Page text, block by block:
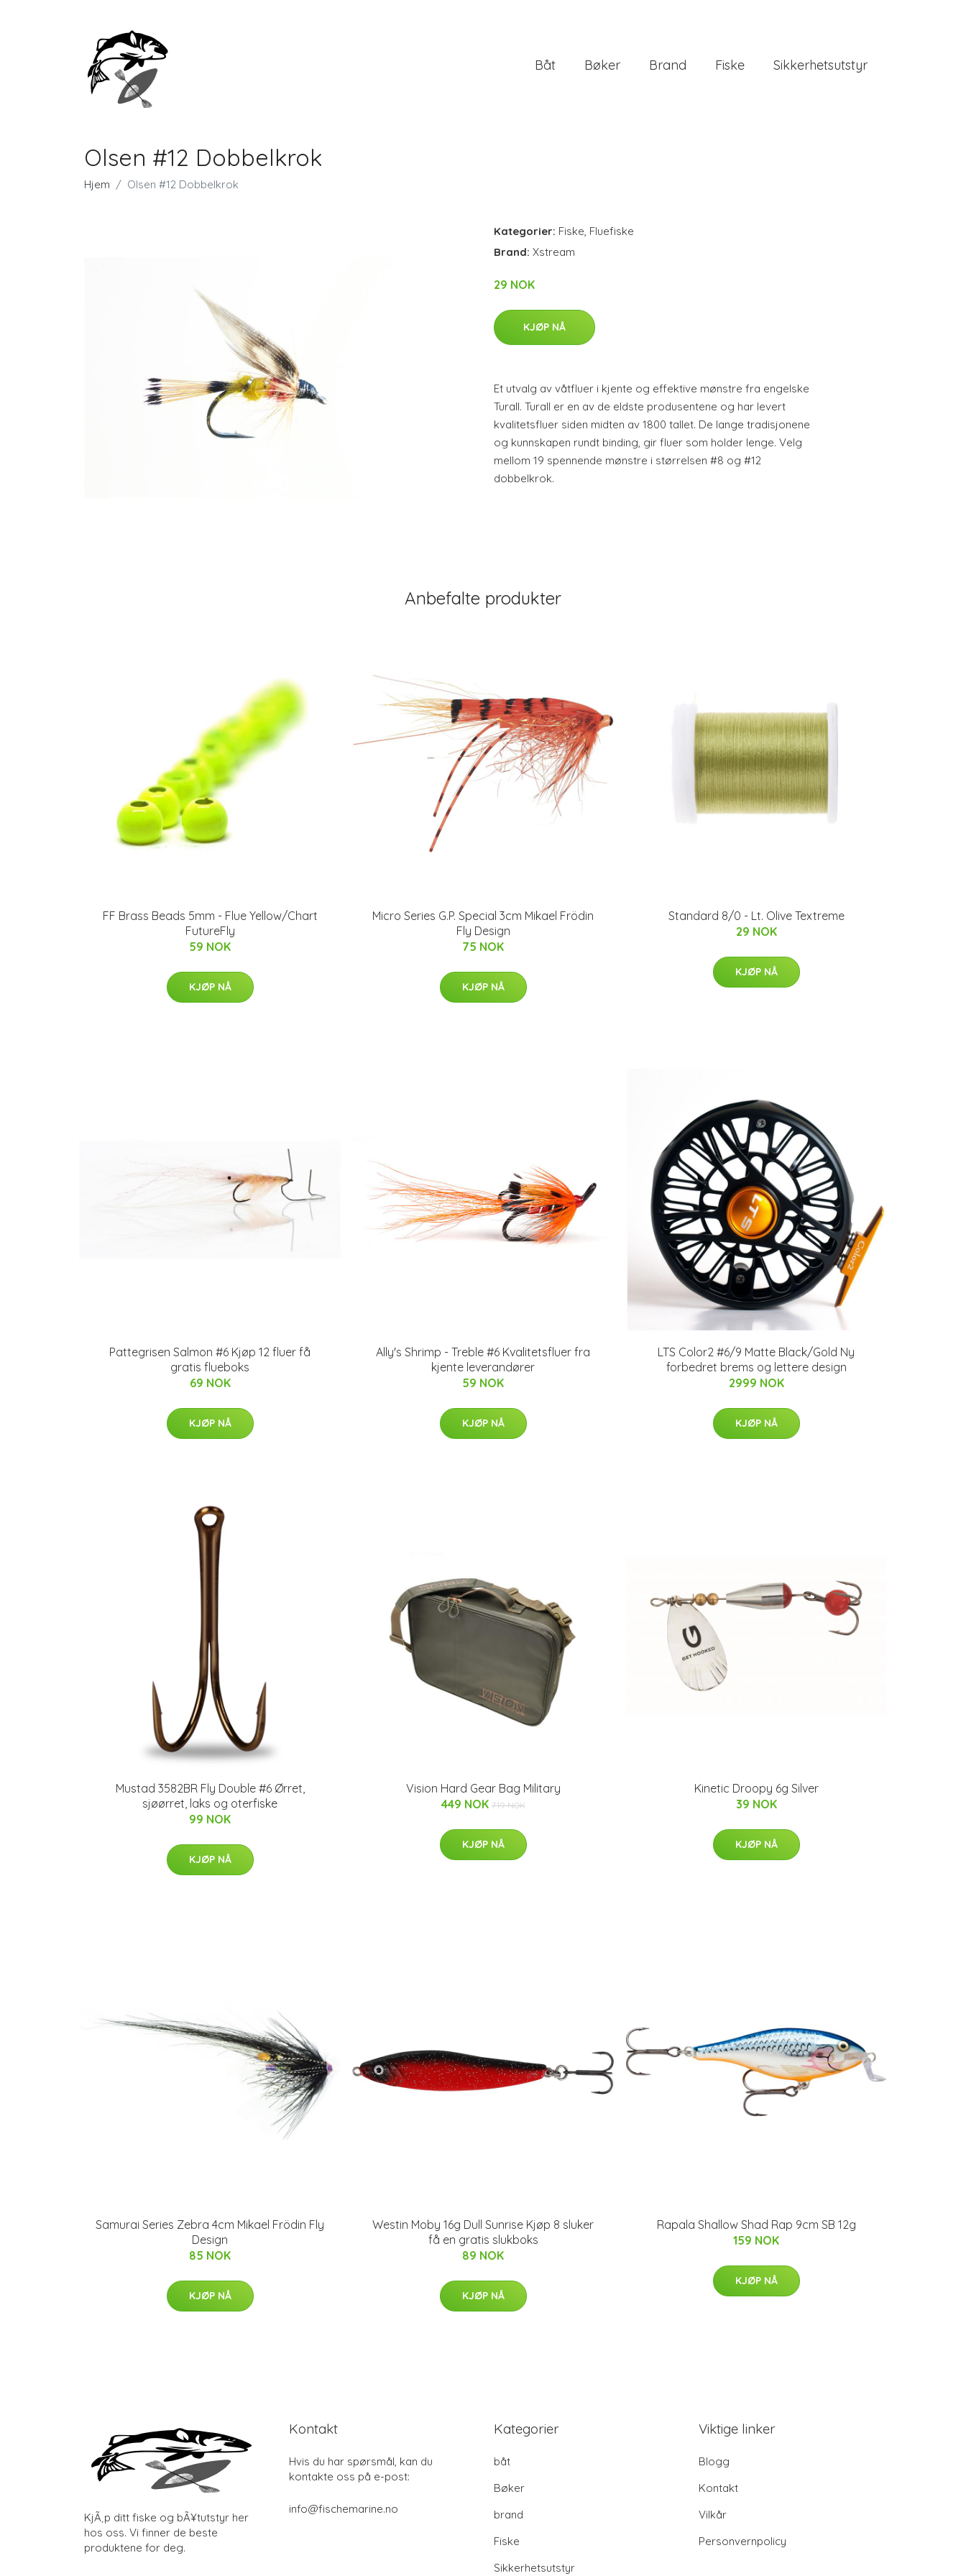
Båt Bøker Brand Fiske Sikkerhetsutstyr
Olsen #12 Dobbelkrok
Hjem Olsen #12 Dobbelkrok
Kategorier: Fiske, Fluefiske
Brand: Xstream
29 NOK
KJØP NÅ
Et utvalg av våtfluer i kjente og effektive mønstre fra engelske
Turall. Turall er en av de eldste produsentene og har levert
kvalitetsfluer siden midten av 1800 tallet. De lange tradisjonene
og kunnskapen rundt binding, gir fluer som holder lenge. Velg
mellom 19 spennende mønstre i størrelsen #8 og #12
dobbelkrok.
Anbefalte produkter
FF Brass Beads 5mm - Flue Yellow/Chart
FutureFly
59 NOK
KJØP NÅ
Micro Series G.P. Special 3cm Mikael Frödin
Fly Design
75 NOK
KJØP NÅ
Standard 8/0 - Lt. Olive Textreme
29 NOK
KJØP NÅ
Pattegrisen Salmon #6 Kjøp 12 fluer få
gratis flueboks
69 NOK
KJØP NÅ
Ally's Shrimp - Treble #6 Kvalitetsfluer fra
kjente leverandører
59 NOK
KJØP NÅ
LTS Color2 #6/9 Matte Black/Gold Ny
forbedret brems og lettere design
2999 NOK
KJØP NÅ
Mustad 3582BR Fly Double #6 Ørret,
sjøørret, laks og oterfiske
99 NOK
KJØP NÅ
Vision Hard Gear Bag Military
449 NOK 719 NOK
KJØP NÅ
Kinetic Droopy 6g Silver
39 NOK
KJØP NÅ
Samurai Series Zebra 4cm Mikael Frödin Fly
Design
85 NOK
KJØP NÅ
Westin Moby 16g Dull Sunrise Kjøp 8 sluker
få en gratis slukboks
89 NOK
KJØP NÅ
Rapala Shallow Shad Rap 9cm SB 12g
159 NOK
KJØP NÅ
KjÃ¸p ditt fiske og bÃ¥tutstyr her
hos oss. Vi finner de beste
produktene for deg.
Kontakt
Hvis du har spørsmål, kan du
kontakte oss på e-post:
info@fischemarine.no
Kategorier
båt
Bøker
brand
Fiske
Sikkerhetsutstyr
Viktige linker
Blogg
Kontakt
Vilkår
Personvernpolicy